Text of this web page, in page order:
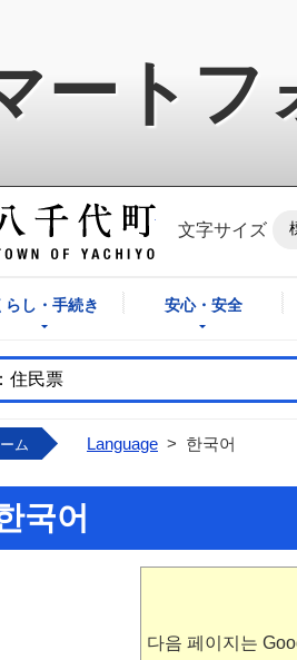
ートフ
八千代町公式ホ
文字サイズ
らし・手続き 安心・安全
ム Language > 한국어
국어
다음 페이지는